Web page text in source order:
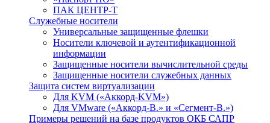
ПАК ЦЕНТР-Т
Служебные носители
Универсальные защищенные флешки
Носители ключевой и аутентификационной
информации
Защищенные носители вычислительной среды
Защищенные носители служебных данных
Защита систем виртуализации
Для KVM («Аккорд-KVM»)
Для VMware («Аккорд-В.» и «Сегмент-В.»)
Примеры решений на базе продуктов ОКБ САПР